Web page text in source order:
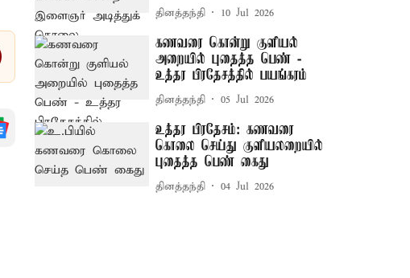
தினத்தந்தி 10 Jul 2026
கணவரை கொன்று குளியல்
அறையில் புதைத்த பெண் -
உத்தர பிரதேசத்தில் பயங்கரம்
தினத்தந்தி 05 Jul 2026
உத்தர பிரதேசம்: கணவரை
கொலை செய்து குளியலறையில்
புதைத்த பெண் கைது
தினத்தந்தி 04 Jul 2026